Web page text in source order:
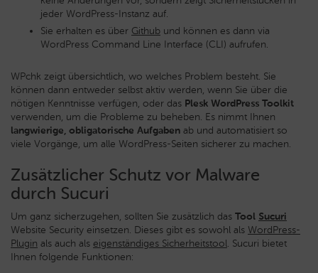
jeder WordPress-Instanz auf.
Sie erhalten es über Github und können es dann via
WordPress Command Line Interface (CLI) aufrufen.
WPchk zeigt übersichtlich, wo welches Problem besteht. Sie
können dann entweder selbst aktiv werden, wenn Sie über die
nötigen Kenntnisse verfügen, oder das Plesk WordPress Toolkit
verwenden, um die Probleme zu beheben. Es nimmt Ihnen
langwierige, obligatorische Aufgaben ab und automatisiert so
viele Vorgänge, um alle WordPress-Seiten sicherer zu machen.
Zusätzlicher Schutz vor Malware
durch Sucuri
Um ganz sicherzugehen, sollten Sie zusätzlich das Tool Sucuri
Website Security einsetzen. Dieses gibt es sowohl als WordPress-
Plugin als auch als eigenständiges Sicherheitstool. Sucuri bietet
Ihnen folgende Funktionen: